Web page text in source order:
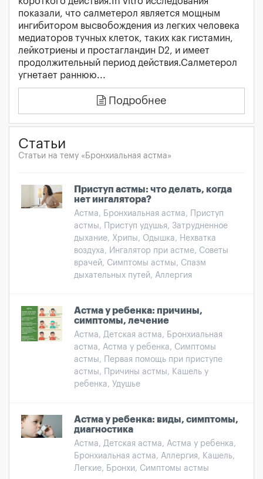
показали, что салметерол является мощным
ингибитором высвобождения из легких человека
медиаторов тучных клеток, таких как гистамин,
лейкотриены и простагландин D2, и имеет
продолжительный период действия.Салметерол
угнетает раннюю...
Подробнее
Статьи
Статьи на тему «Бронхиальная астма»
Приступ астмы: что делать, когда
нет ингалятора?
Астма, Бронхиальная астма, Приступ
астмы, Приступ удушья, Затрудненное
дыхание, Хрипы, Одышка, Нехватка
воздуха, Ингалятор при астме, Советы
врачей, Симптомы астмы, Спазм
дыхательных путей, Аллергия
Астма у ребенка: причины,
симптомы, лечение
Астма, Детская астма, Бронхиальная
астма, Астма у ребенка, Симптомы
астмы, Первая помощь при приступе
астмы, Причины астмы, Кашель у
ребенка, Удушье
Астма у ребенка: виды, симптомы,
диагностика
Астма, Детская астма, Астма у ребенка,
Бронхиальная астма, Аллергия, Кашель,
Легкие, Бронхи, Симптомы астмы